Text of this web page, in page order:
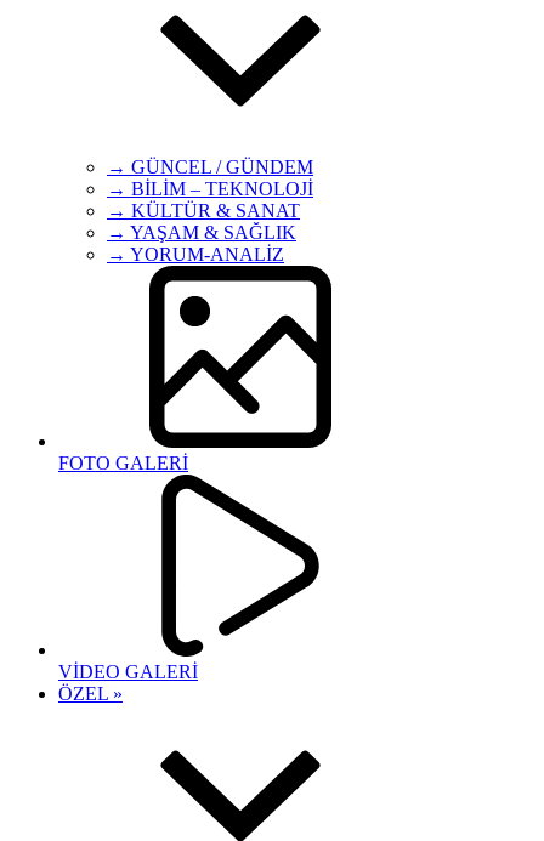
→ GÜNCEL / GÜNDEM
→ BİLİM – TEKNOLOJİ
→ KÜLTÜR & SANAT
→ YAŞAM & SAĞLIK
→ YORUM-ANALİZ
FOTO GALERİ
VİDEO GALERİ
ÖZEL »